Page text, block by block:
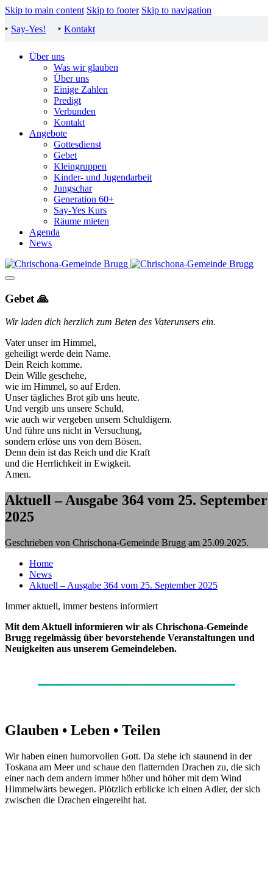
Skip to main content Skip to footer Skip to navigation
‣ Say-Yes! ‣ Kontakt
Über uns
Was wir glauben
Über uns
Einige Zahlen
Predigt
Verbunden
Kontakt
Angebote
Gottesdienst
Gebet
Kleingruppen
Kinder- und Jugendarbeit
Jungschar
Generation 60+
Say-Yes Kurs
Räume mieten
Agenda
News
Gebet 🙏
Wir laden dich herzlich zum Beten des Vaterunsers ein.
Vater unser im Himmel,
geheiligt werde dein Name.
Dein Reich komme.
Dein Wille geschehe,
wie im Himmel, so auf Erden.
Unser tägliches Brot gib uns heute.
Und vergib uns unsere Schuld,
wie auch wir vergeben unsern Schuldigern.
Und führe uns nicht in Versuchung,
sondern erlöse uns von dem Bösen.
Denn dein ist das Reich und die Kraft
und die Herrlichkeit in Ewigkeit.
Amen.
Aktuell – Ausgabe 364 vom 25. September
2025
Geschrieben von Chrischona-Gemeinde Brugg am 25.09.2025.
Home
News
Aktuell – Ausgabe 364 vom 25. September 2025
Immer aktuell, immer bestens informiert
Mit dem Aktuell informieren wir als Chrischona-Gemeinde
Brugg regelmässig über bevorstehende Veranstaltungen und
Neuigkeiten aus unserem Gemeindeleben.
Glauben • Leben • Teilen
Wir haben einen humorvollen Gott. Da stehe ich staunend in der
Toskana am Meer und schaue den flatternden Drachen zu, die sich
einer nach dem andern immer höher und höher mit dem Wind
Himmelwärts bewegen. Plötzlich erblicke ich einen Adler, der sich
zwischen die Drachen eingereiht hat.